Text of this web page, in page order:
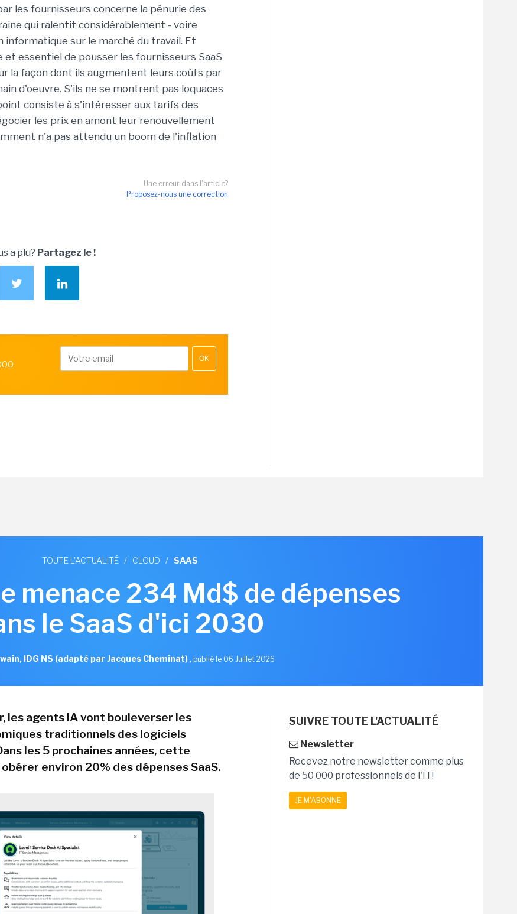
les fournisseurs concerne la pénurie des
qui ralentit considérablement - voire
sur le marché du travail. Et
essentiel de pousser les fournisseurs SaaS
la façon dont ils augmentent leurs coûts par
d'oeuvre. S'ils ne se montrent pas loquaces
consiste à s'intéresser aux tarifs des
les prix en amont leur renouvellement
n'a pas attendu un boom de l'inflation
Une erreur dans l'article?
Proposez-nous une correction
a plu? Partagez le !
OK
TOUTE L'ACTUALITÉ / CLOUD / SAAS
menace 234 Md$ de dépenses
le SaaS d'ici 2030
IDG NS (adapté par Jacques Cheminat), publié le 06 Juillet 2026
les agents IA vont bouleverser les
traditionnels des logiciels
les 5 prochaines années, cette
environ 20% des dépenses SaaS.
SUIVRE TOUTE L'ACTUALITÉ
Newsletter
Recevez notre newsletter comme plus
de 50 000 professionnels de l'IT!
JE M'ABONNE